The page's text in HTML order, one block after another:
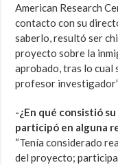
American Research
contacto con su
saberlo, resultó ser
proyecto sobre la
aprobado, tras lo cual
profesor
-¿En qué consistió
participó en alguna
“Tenía considerado
del proyecto;